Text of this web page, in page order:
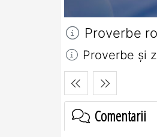
Proverbe
Proverbe și
Comentarii